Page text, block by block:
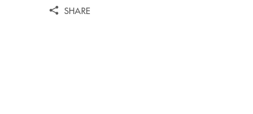
SHARE